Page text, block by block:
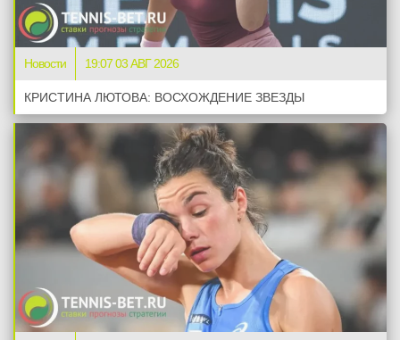
Новости 19:07 03 АВГ 2026
КРИСТИНА ЛЮТОВА: ВОСХОЖДЕНИЕ ЗВЕЗДЫ